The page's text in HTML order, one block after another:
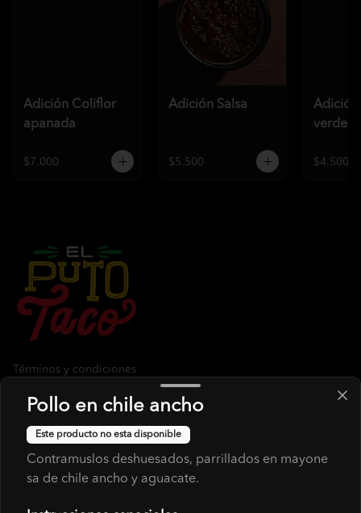
Adición Coliflor
apanada
$7.000
Adición Salsa
$5.500
Adición
verde
$4.500
Términos y condiciones
Redes sociales
Instagram
Facebook
Pollo en chile ancho
Este producto no esta disponible
Contramuslos deshuesados, parrillados en mayone
sa de chile ancho y aguacate.